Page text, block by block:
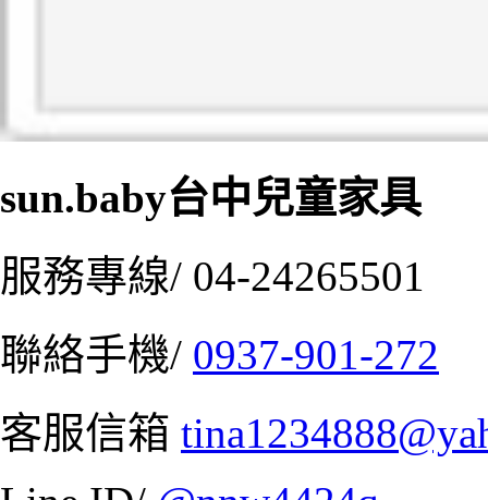
sun.baby台中兒童家具
服務專線/ 04-24265501
聯絡手機/ 0937-901-272
客服信箱